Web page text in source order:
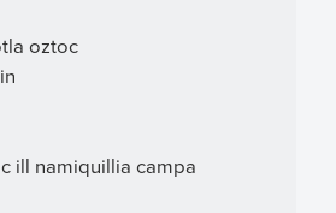
oztoc
ill namiquillia campa